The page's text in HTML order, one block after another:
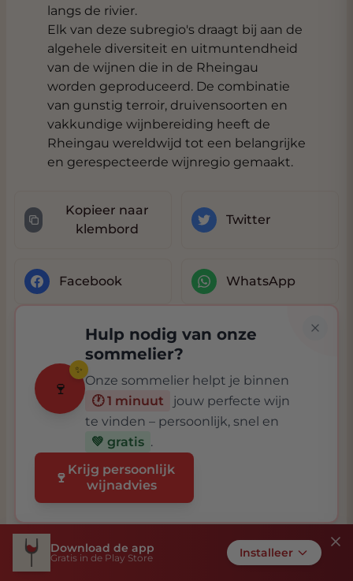
langs de rivier.
Elk van deze subregio's draagt bij aan de
algehele diversiteit en uitmuntendheid
van de wijnen die in de Rheingau
worden geproduceerd. De combinatie
van gunstig terroir, druivensoorten en
vakkundige wijnbereiding heeft de
Rheingau wereldwijd tot een belangrijke
en gerespecteerde wijnregio gemaakt.
Kopieer naar
klembord
Twitter
Facebook WhatsApp
🍷
✨
Hulp nodig van onze
sommelier?
Onze sommelier helpt je binnen
🕐 1 minuut
jouw perfecte wijn
te vinden – persoonlijk, snel en
💚 gratis .
🍷 Krijg persoonlijk
wijnadvies
Download de app
Gratis in de Play Store Installeer